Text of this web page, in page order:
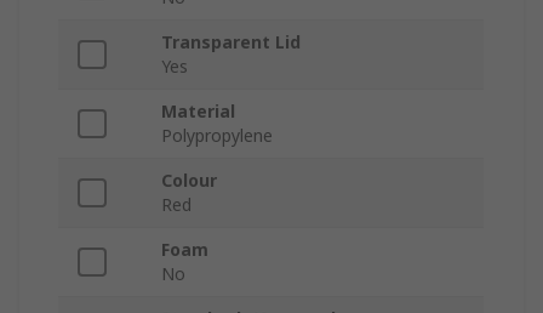
Transparent Lid
Yes
Material
Polypropylene
Colour
Red
Foam
No